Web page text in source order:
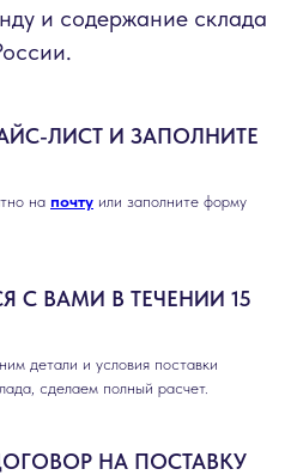
и содержание склада
ЛИСТ И ЗАПОЛНИТЕ
на почту или заполните форму
С ВАМИ В ТЕЧЕНИИ 15
детали и условия поставки
сделаем полный расчет.
НА ПОСТАВКУ